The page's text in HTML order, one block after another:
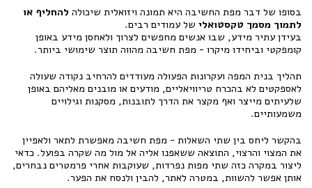
בסופו של דבר מפת החשיבה היא תמונה ויזואלית שיכולה להחליף או
לתמוך מסמך טקסטואלי של עמודים רבים.
בעידן עתיר מידע, שבו אנשים מחפשים לצרוך ולאחסן מידע באופן
קומפקטי וביחידו מיקרו - מפת חשיבה מהווה תוצר שימושי ביותר.
תהליך בנית המפה ועקרונות הפעולה מעודדים להרחיב נקודה שעולה
לאספקטים לא בהכרח טריוויאליים, מודעים או מובנים מאליהם באופן
שלעיתים מייצר ואף מקצר את הדרך לתובנות, מסקנות וגילויים
משמעותיים.
בהקשר ליחס בין שתי השאלות - מפת חשיבה מאפשרת לתאר ולאפיין
את המצוי והרצוי, התוצאה ששאפנו אליה אל מול מה שקרה בפועל. כדאי
ליצור במקרה כזה שתי מפות נפרדות, שעוקבות אחרי פרמטרים נבחרים,
אותן אפשר להשוות, במטרה לאתר, להבין ולנסח את הפער.